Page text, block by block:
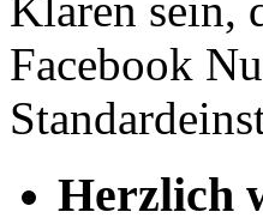
Facebook
Herzlich